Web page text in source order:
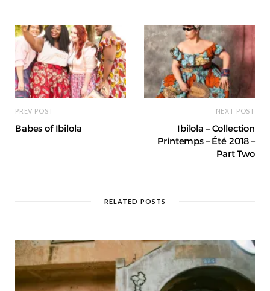
PREV POST
Babes of Ibilola
NEXT POST
Ibilola – Collection
Printemps – Été 2018 –
Part Two
RELATED POSTS